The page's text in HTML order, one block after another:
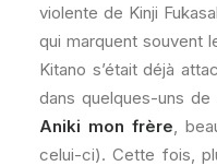
violente de Kinji
qui marquent souvent
Kitano s’était déjà
dans quelques-uns
Aniki mon frère ,
celui-ci). Cette fois,